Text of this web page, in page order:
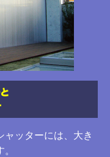
ャッターには、大き